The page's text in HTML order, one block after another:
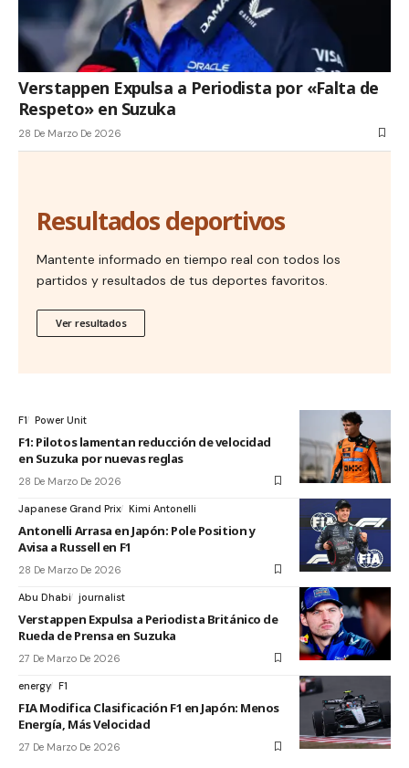
Verstappen Expulsa a Periodista por «Falta de
Respeto» en Suzuka
28 De Marzo De 2026
Resultados deportivos
Mantente informado en tiempo real con todos los
partidos y resultados de tus deportes favoritos.
Ver resultados
F1 Power Unit
F1: Pilotos lamentan reducción de velocidad
en Suzuka por nuevas reglas
28 De Marzo De 2026
Japanese Grand Prix Kimi Antonelli
Antonelli Arrasa en Japón: Pole Position y
Avisa a Russell en F1
28 De Marzo De 2026
Abu Dhabi journalist
Verstappen Expulsa a Periodista Británico de
Rueda de Prensa en Suzuka
27 De Marzo De 2026
energy F1
FIA Modifica Clasificación F1 en Japón: Menos
Energía, Más Velocidad
27 De Marzo De 2026